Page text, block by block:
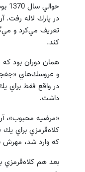
در پارك لاله رفت.
تعريف مي‌كرد و
كند.
همان دوران بود
و عروسك‌هاي
در واقع فقط براي
داشت.
«مرضيه محبوب»،
كلاه‌قرمزي براي
كه وارد شد،
بعد هم كلاه‌قرمزي